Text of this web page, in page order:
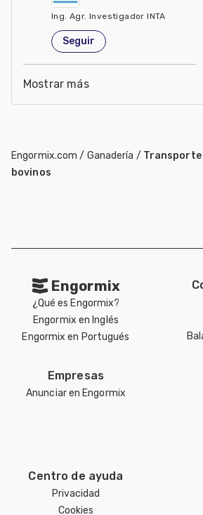
Ing. Agr. Investigador INTA
Estados Unidos de América
Seguir
Mostrar más
Engormix.com / Ganadería / Transporte
bovinos
Engormix
¿Qué es Engormix?
Engormix en Inglés
Engormix en Portugués
Empresas
Anunciar en Engormix
Centro de ayuda
Privacidad
Cookies